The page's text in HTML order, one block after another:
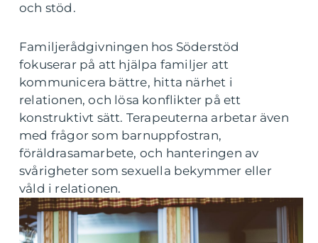
och stöd.
Familjerådgivningen hos Söderstöd
fokuserar på att hjälpa familjer att
kommunicera bättre, hitta närhet i
relationen, och lösa konflikter på ett
konstruktivt sätt. Terapeuterna arbetar även
med frågor som barnuppfostran,
föräldrasamarbete, och hanteringen av
svårigheter som sexuella bekymmer eller
våld i relationen.